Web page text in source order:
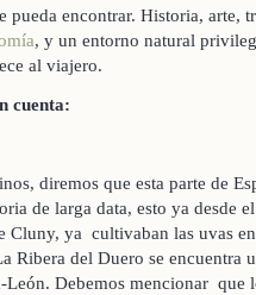
pueda encontrar. Historia, arte,
, y un entorno natural
al viajero.
cuenta:
diremos que esta parte de
de larga data, esto ya desde
Cluny, ya cultivaban las uvas
Ribera del Duero se encuentra
León. Debemos mencionar que